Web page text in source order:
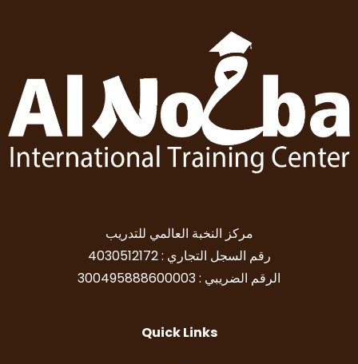
مركز النخبة العالمي للتدريب
رقم السجل التجاري : 4030512172
الرقم الضريبي : 300495888600003
Quick Links